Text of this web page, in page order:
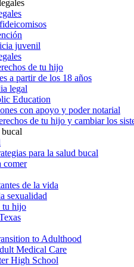
juvenil
de tu hijo
a partir de los 18 años
legal
Education
con apoyo y poder notarial
de tu hijo y cambiar los
para la salud bucal
comer
de la vida
sexualidad
tu hijo
to Adulthood
Medical Care
High School